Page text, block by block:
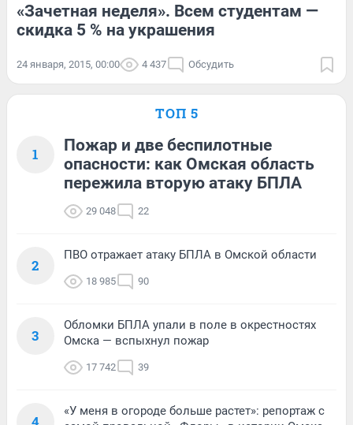
«Зачетная неделя». Всем студентам —
скидка 5 % на украшения
24 января, 2015, 00:00 4 437 Обсудить
ТОП 5
1
Пожар и две беспилотные
опасности: как Омская область
пережила вторую атаку БПЛА
29 048 22
2
ПВО отражает атаку БПЛА в Омской области
18 985 90
3
Обломки БПЛА упали в поле в окрестностях
Омска — вспыхнул пожар
17 742 39
«У меня в огороде больше растет»: репортаж с